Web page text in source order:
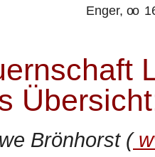
Enger, oo
Brönhorst (